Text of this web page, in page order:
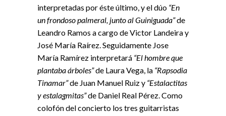
interpretadas por éste último, y el dúo “En
un frondoso palmeral, junto al Guiniguada”de
Leandro Ramos a cargo de Victor Landeira y
José María Raírez. Seguidamente Jose
María Ramírez interpretará “El hombre que
plantaba árboles”de Laura Vega, la “Rapsodia
Tinamar”de Juan Manuel Ruiz y “Estalactitas
y estalagmitas”de Daniel Real Pérez. Como
colofón del concierto los tres guitarristas